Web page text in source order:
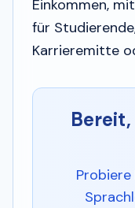
Einkommen,
für
Karrieremitte